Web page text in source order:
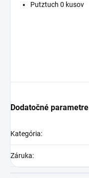
Putztuch 0 kusov
Dodatočné parametre
Kategória:
Záruka: